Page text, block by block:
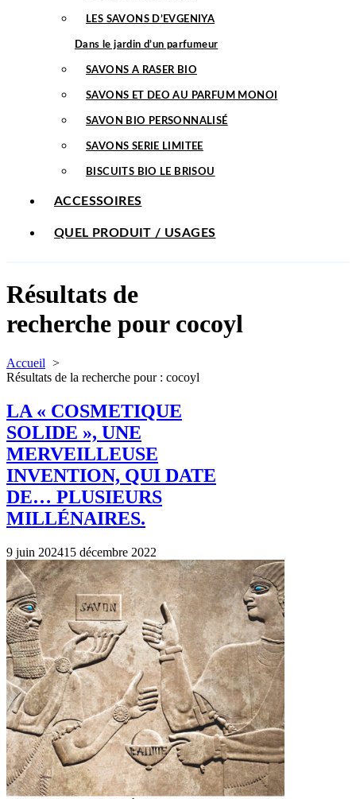
LES SAVONS D’EVGENIYA
Dans le jardin d’un parfumeur
SAVONS A RASER BIO
SAVONS ET DEO AU PARFUM MONOI
SAVON BIO PERSONNALISÉ
SAVONS SERIE LIMITEE
BISCUITS BIO LE BRISOU
ACCESSOIRES
QUEL PRODUIT / USAGES
Résultats de
recherche pour cocoyl
Accueil
Résultats de la recherche pour : cocoyl
LA « COSMETIQUE
SOLIDE », UNE
MERVEILLEUSE
INVENTION, QUI DATE
DE… PLUSIEURS
MILLÉNAIRES.
9 juin 202415 décembre 2022